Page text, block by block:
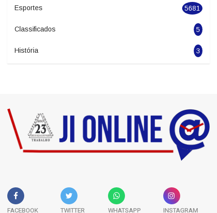
Economia 2278
Politica 1966
Esportes 5681